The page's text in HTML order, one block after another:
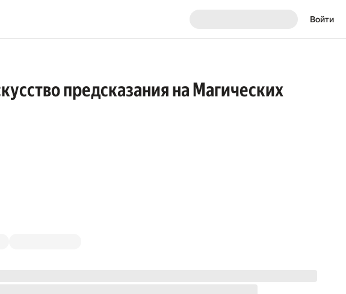
Войти
предсказания на Магических